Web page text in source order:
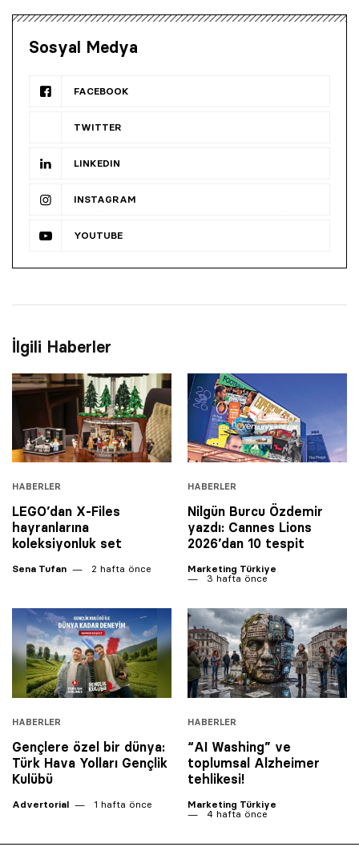
Sosyal Medya
FACEBOOK
TWITTER
LINKEDIN
INSTAGRAM
YOUTUBE
İlgili Haberler
HABERLER
LEGO’dan X-Files
hayranlarına
koleksiyonluk set
Sena Tufan 2 hafta önce
HABERLER
Nilgün Burcu Özdemir
yazdı: Cannes Lions
2026’dan 10 tespit
Marketing Türkiye
3 hafta önce
HABERLER
Gençlere özel bir dünya:
Türk Hava Yolları Gençlik
Kulübü
Advertorial 1 hafta önce
HABERLER
“AI Washing” ve
toplumsal Alzheimer
tehlikesi!
Marketing Türkiye
4 hafta önce